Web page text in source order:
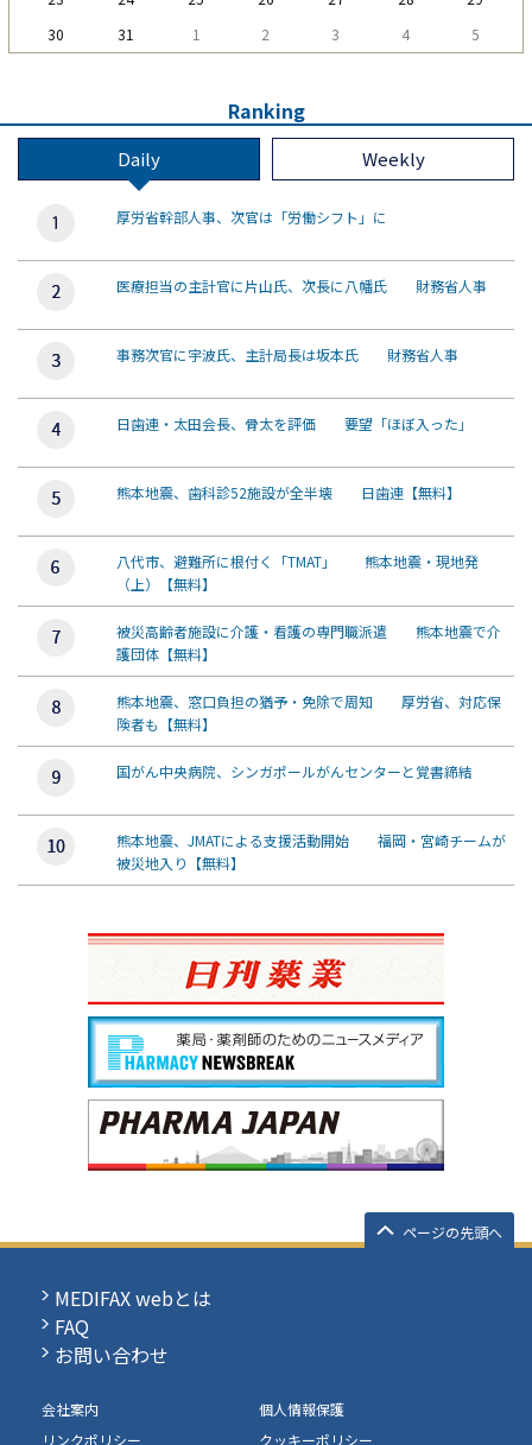
30
31 1 2 3 4 5
Ranking
Daily Weekly
厚労省幹部人事、次官は「労働シフト」に
医療担当の主計官に片山氏、次長に八幡氏 財務省人事
事務次官に宇波氏、主計局長は坂本氏 財務省人事
日歯連・太田会長、骨太を評価 要望「ほぼ入った」
熊本地震、歯科診52施設が全半壊 日歯連【無料】
八代市、避難所に根付く「TMAT」 熊本地震・現地発
（上）【無料】
被災高齢者施設に介護・看護の専門職派遣 熊本地震で介
護団体【無料】
熊本地震、窓口負担の猶予・免除で周知 厚労省、対応保
険者も【無料】
国がん中央病院、シンガポールがんセンターと覚書締結
熊本地震、JMATによる支援活動開始 福岡・宮崎チームが
被災地入り【無料】
ページの先頭へ
MEDIFAX webとは
FAQ
お問い合わせ
会社案内
個人情報保護
リンクポリシー
クッキーポリシー